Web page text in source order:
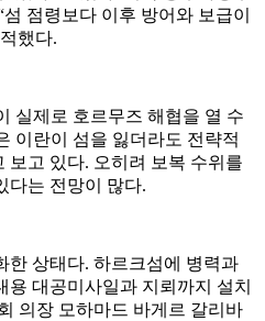
점령보다 이후 방어와 보급이
했다.
실제로 호르무즈 해협을 열 수
이란이 섬을 잃더라도 전략적
보고 있다. 오히려 보복 수위를
다는 전망이 많다.
한 상태다. 하르크섬에 병력과
대공미사일과 지뢰까지 설치
의장 모하마드 바게르 갈리바